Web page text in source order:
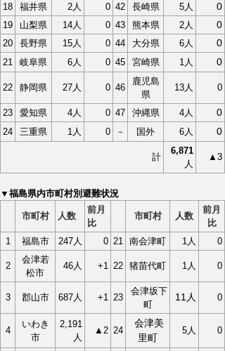
18 福井県 2人 0 42 長崎県 5人 0
19 山梨県 14人 0 43 熊本県 2人 0
20 長野県 15人 0 44 大分県 6人 0
21 岐阜県 6人 0 45 宮崎県 1人 0
22 静岡県 27人 0 46
鹿児島
県
13人 0
23 愛知県 4人 0 47 沖縄県 4人 0
24 三重県 1人 0 － 国外 6人 0
計
6,871
人
▲3
▼福島県内市町村別避難状況
市町村 人数
前月
比
市町村 人数
前月
比
1
福島市 247人 0 21 南会津町 1人 0
2
会津若
松市
46人 +1 22 猪苗代町 1人 0
3 郡山市 687人 +1 23
会津坂下
町
11人 0
4
いわき
市
2,191
人
▲2 24
会津美
里町
5人 0